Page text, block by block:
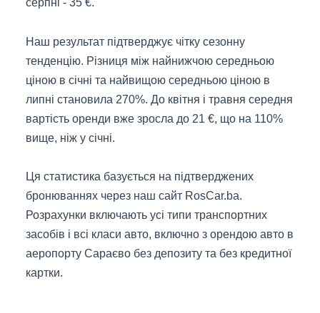
серпні - 35 €.
Наш результат підтверджує чітку сезонну
тенденцію. Різниця між найнижчою середньою
ціною в січні та найвищою середньою ціною в
липні становила 270%. До квітня і травня середня
вартість оренди вже зросла до 21 €, що на 110%
вище, ніж у січні.
Ця статистика базується на підтверджених
бронюваннях через наш сайт RosCar.ba.
Розрахунки включають усі типи транспортних
засобів і всі класи авто, включно з орендою авто в
аеропорту Сараєво без депозиту та без кредитної
картки.